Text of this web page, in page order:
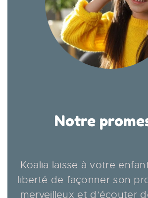
Notre
Koalia laisse à votre
liberté de façonner son
merveilleux et d’écouter